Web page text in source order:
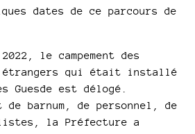
dates de ce parcours de
le campement des
étrangers qui était installé
Guesde est délogé.
barnum, de personnel, de
la Préfecture a